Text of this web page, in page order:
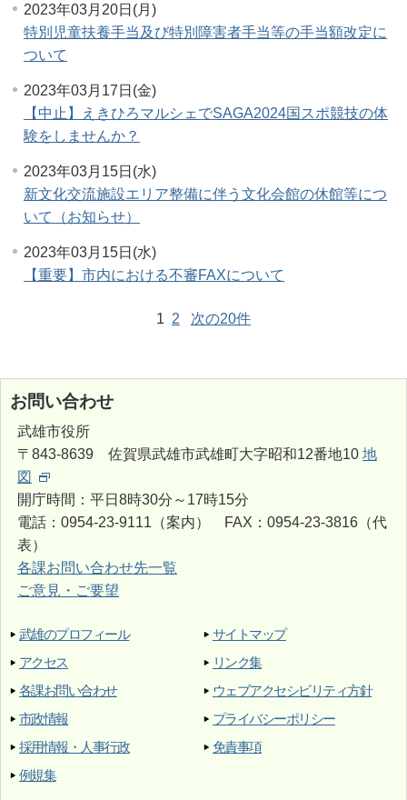
2023年03月20日(月)
特別児童扶養手当及び特別障害者手当等の手当額改定に
ついて
2023年03月17日(金)
【中止】えきひろマルシェでSAGA2024国スポ競技の体
験をしませんか？
2023年03月15日(水)
新文化交流施設エリア整備に伴う文化会館の休館等につ
いて（お知らせ）
2023年03月15日(水)
【重要】市内における不審FAXについて
1 2 次の20件
お問い合わせ
武雄市役所
〒843-8639 佐賀県武雄市武雄町大字昭和12番地10 地
図
開庁時間：平日8時30分～17時15分
電話：0954-23-9111（案内） FAX：0954-23-3816（代
表）
各課お問い合わせ先一覧
ご意見・ご要望
武雄のプロフィール
アクセス
各課お問い合わせ
市政情報
採用情報・人事行政
例規集
サイトマップ
リンク集
ウェブアクセシビリティ方針
プライバシーポリシー
免責事項